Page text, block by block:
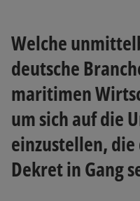
Welche
deutsche
maritimen
um sich auf die
einzustellen, die
Dekret in Gang